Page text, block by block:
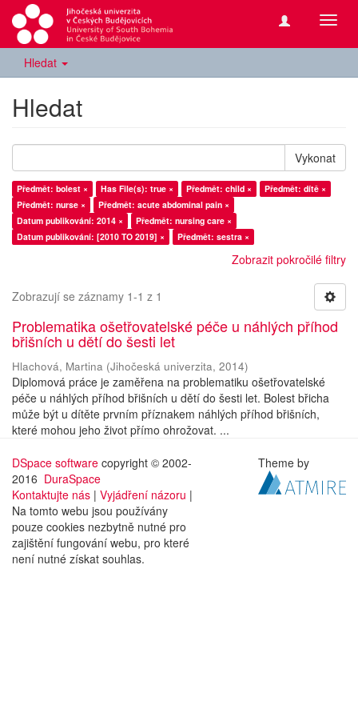
Hledat
Hledat
Vykonat
Předmět: bolest × Has File(s): true × Předmět: child ×
Předmět: dítě ×
Předmět: nurse ×
Předmět: acute abdominal pain ×
Datum publikování: 2014 ×
Předmět: nursing care ×
Datum publikování: [2010 TO 2019] ×
Předmět: sestra ×
Zobrazit pokročilé filtry
Zobrazují se záznamy 1-1 z 1
Problematika ošetřovatelské péče u náhlých příhod
břišních u dětí do šesti let
Hlachová, Martina (Jihočeská univerzita, 2014)
Diplomová práce je zaměřena na problematiku ošetřovatelské
péče u náhlých příhod břišních u dětí do šesti let. Bolest břicha
může být u dítěte prvním příznakem náhlých příhod břišních,
které mohou jeho život přímo ohrožovat. ...
DSpace software copyright © 2002-
2016 DuraSpace
Kontaktujte nás | Vyjádření názoru |
Na tomto webu jsou používány
pouze cookies nezbytně nutné pro
zajištění fungování webu, pro které
není nutné získat souhlas.
Theme by